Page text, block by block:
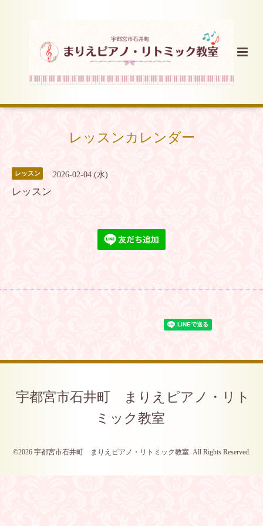
レッスンカレンダー
レッスン 2026-02-04 (水)
レッスン
宇都宮市石井町 まりえピアノ・リト
ミック教室
©2026 宇都宮市石井町 まりえピアノ・リトミック教室. All Rights Reserved.